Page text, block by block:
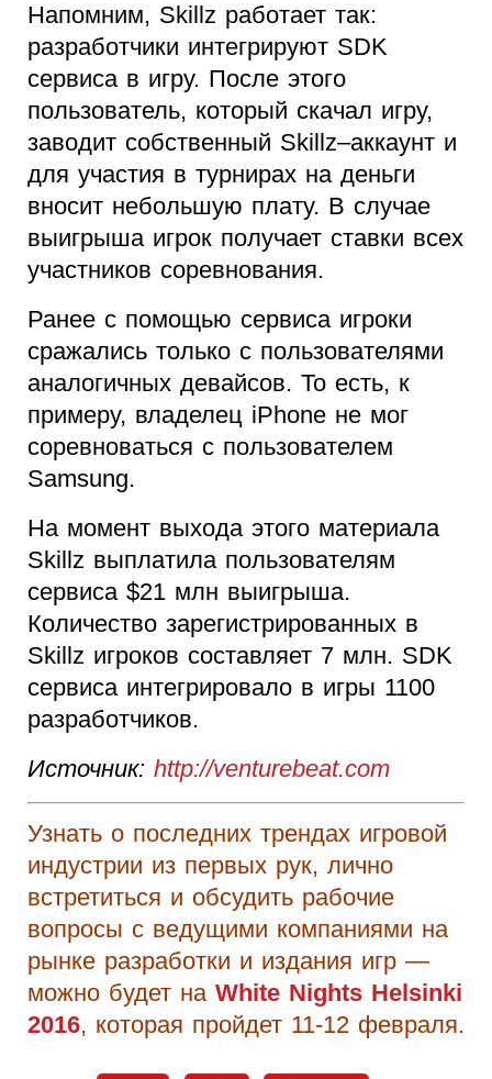
Напомним, Skillz работает так:
разработчики интегрируют SDK
сервиса в игру. После этого
пользователь, который скачал игру,
заводит собственный Skillz–аккаунт и
для участия в турнирах на деньги
вносит небольшую плату. В случае
выигрыша игрок получает ставки всех
участников соревнования.
Ранее с помощью сервиса игроки
сражались только с пользователями
аналогичных девайсов. То есть, к
примеру, владелец iPhone не мог
соревноваться с пользователем
Samsung.
На момент выхода этого материала
Skillz выплатила пользователям
сервиса $21 млн выигрыша.
Количество зарегистрированных в
Skillz игроков составляет 7 млн. SDK
сервиса интегрировало в игры 1100
разработчиков.
Источник: http://venturebeat.com
Узнать о последних трендах игровой
индустрии из первых рук, лично
встретиться и обсудить рабочие
вопросы с ведущими компаниями на
рынке разработки и издания игр —
можно будет на White Nights Helsinki
2016, которая пройдет 11-12 февраля.